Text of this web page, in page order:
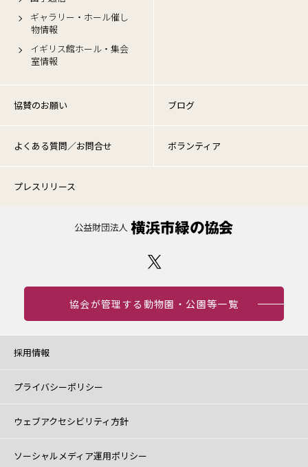
ギャラリー・ホール催し
物情報
イギリス館ホール・集会
室情報
協賛のお願い ブログ
よくある質問／お問合せ ボランティア
プレスリリース
協会が管理する動物園・公園等一覧
採用情報
プライバシーポリシー
ウェブアクセシビリティ方針
ソーシャルメディア運用ポリシー